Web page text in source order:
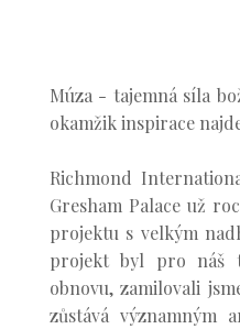
Múza - tajemná síla
okamžik inspirace
Richmond
Gresham Palace už
projektu s velkým
projekt byl pro náš
obnovu, zamilovali
zůstává významným